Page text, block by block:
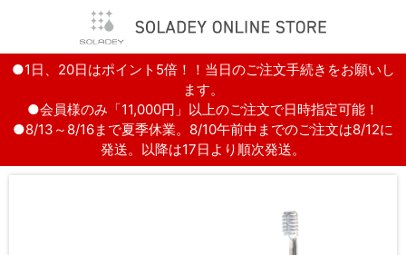
●1日、20日はポイント5倍！！当日のご注文手続きをお願いし
ます。
●会員様のみ「11,000円」以上のご注文で日時指定可能！
●8/13～8/16まで夏季休業。8/10午前中までのご注文は8/12に
発送。以降は17日より順次発送。